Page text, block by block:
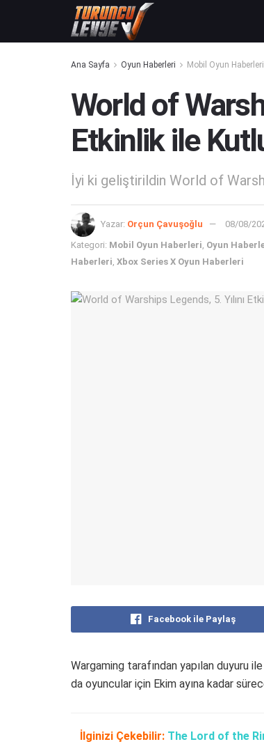
Ana Sayfa Oyun Haberleri Mobil Oyun Haberleri
World of
Etkinlik ile
İyi ki geliştirildin World of
Yazar: Orçun Çavuşoğlu 08/08/
Kategori: Mobil Oyun Haberleri, Oyun
Haberleri, Xbox Series X Oyun Haberleri
Facebook ile Paylaş
Wargaming tarafından yapılan duyuru ile
da oyuncular için Ekim ayına kadar
İlginizi Çekebilir: The Lord of the